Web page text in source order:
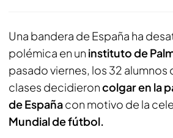
Una bandera de España ha
polémica en un instituto de
pasado viernes, los 32 alumnos
clases decidieroncolgar en la
de Españacon motivo de la
Mundial de fútbol.